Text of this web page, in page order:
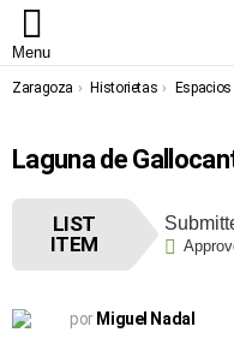
Menu
You are here:
Zaragoza Historietas Espacios
Laguna de
LIST
ITEM
por Miguel Nadal